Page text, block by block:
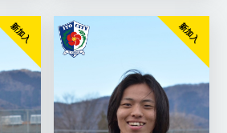
新加入 新加入